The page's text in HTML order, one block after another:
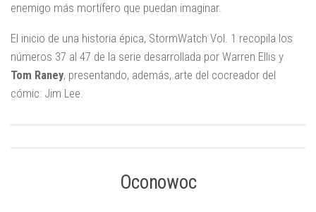
enemigo más mortífero que puedan imaginar.
El inicio de una historia épica, StormWatch Vol. 1 recopila los
números 37 al 47 de la serie desarrollada por Warren Ellis y
Tom Raney, presentando, además, arte del cocreador del
cómic: Jim Lee.
Oconowoc